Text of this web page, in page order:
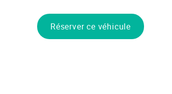
Réserver ce véhicule